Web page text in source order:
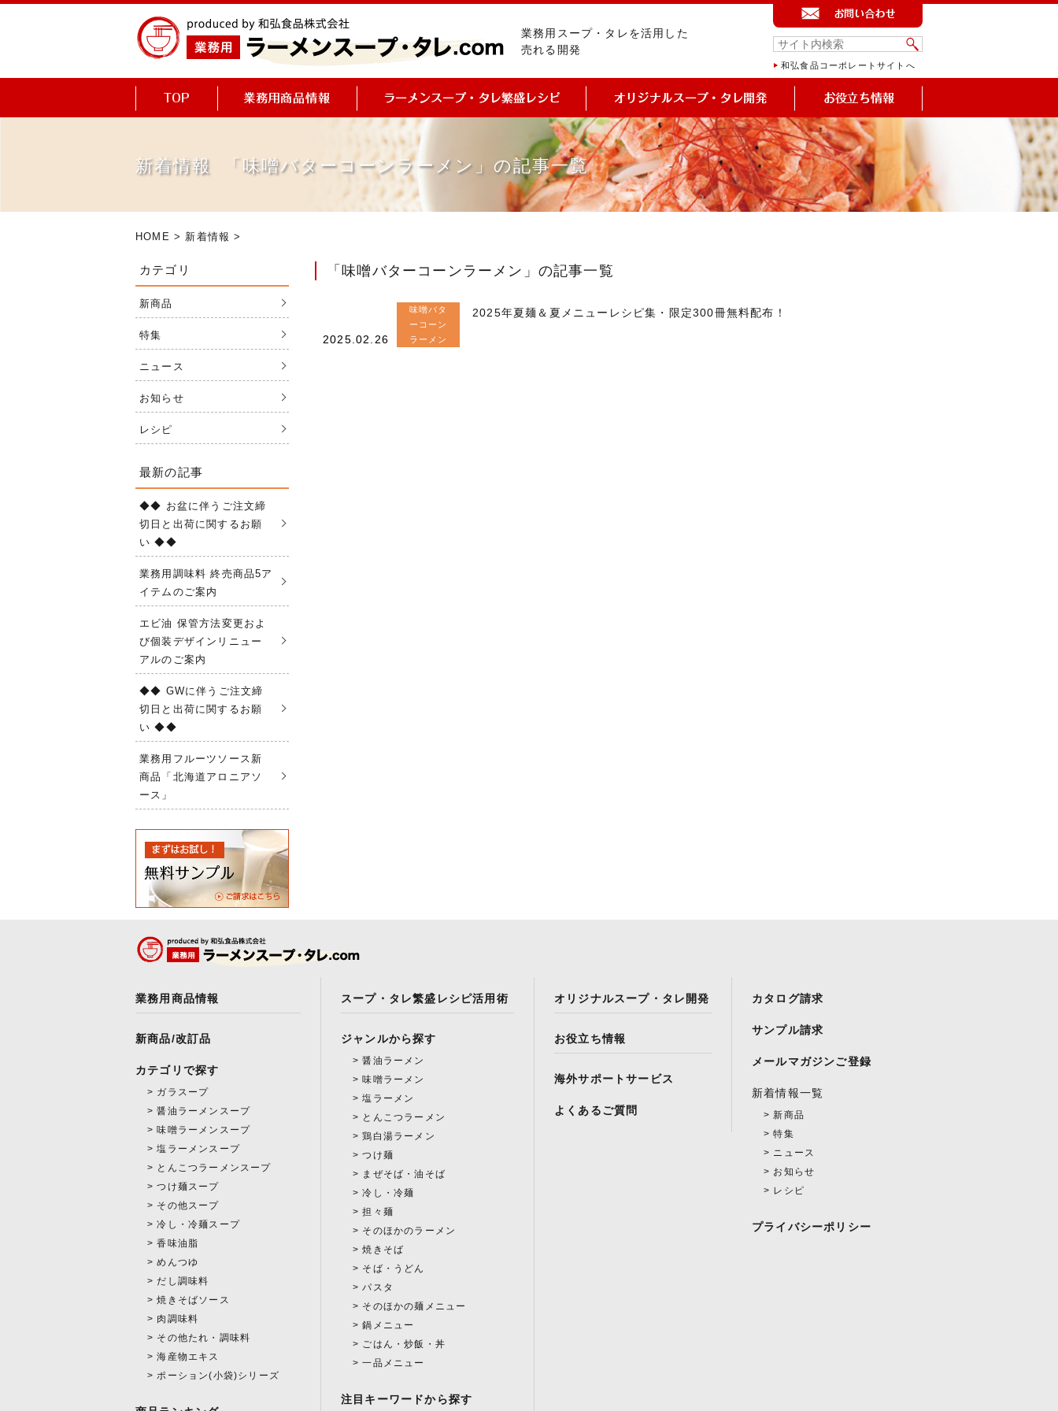
業務用スープ・タレを活用した
売れる開発
和弘食品コーポレートサイトへ
新着情報 「味噌バターコーンラーメン」の記事一覧
HOME > 新着情報 >
「味噌バターコーンラーメン」の記事一覧
2025.02.26
味噌バタ
ーコーン
ラーメン
2025年夏麺＆夏メニューレシピ集・限定300冊無料配布！
カテゴリ
新商品
特集
ニュース
お知らせ
レシピ
最新の記事
◆◆ お盆に伴うご注文締
切日と出荷に関するお願
い ◆◆
業務用調味料 終売商品5ア
イテムのご案内
エビ油 保管方法変更およ
び個装デザインリニュー
アルのご案内
◆◆ GWに伴うご注文締
切日と出荷に関するお願
い ◆◆
業務用フルーツソース新
商品「北海道アロニアソ
ース」
業務用商品情報
新商品/改訂品
カテゴリで探す
ガラスープ
醤油ラーメンスープ
味噌ラーメンスープ
塩ラーメンスープ
とんこつラーメンスープ
つけ麺スープ
その他スープ
冷し・冷麺スープ
香味油脂
めんつゆ
だし調味料
焼きそばソース
肉調味料
その他たれ・調味料
海産物エキス
ポーション(小袋)シリーズ
スープ・タレ繁盛レシピ活用術
ジャンルから探す
醤油ラーメン
味噌ラーメン
塩ラーメン
とんこつラーメン
鶏白湯ラーメン
つけ麺
まぜそば・油そば
冷し・冷麺
担々麺
そのほかのラーメン
焼きそば
そば・うどん
パスタ
そのほかの麺メニュー
鍋メニュー
ごはん・炒飯・丼
一品メニュー
注目キーワードから探す
オリジナルスープ・タレ開発
お役立ち情報
海外サポートサービス
よくあるご質問
カタログ請求
サンプル請求
メールマガジンご登録
新着情報一覧
新商品
特集
ニュース
お知らせ
レシピ
プライバシーポリシー